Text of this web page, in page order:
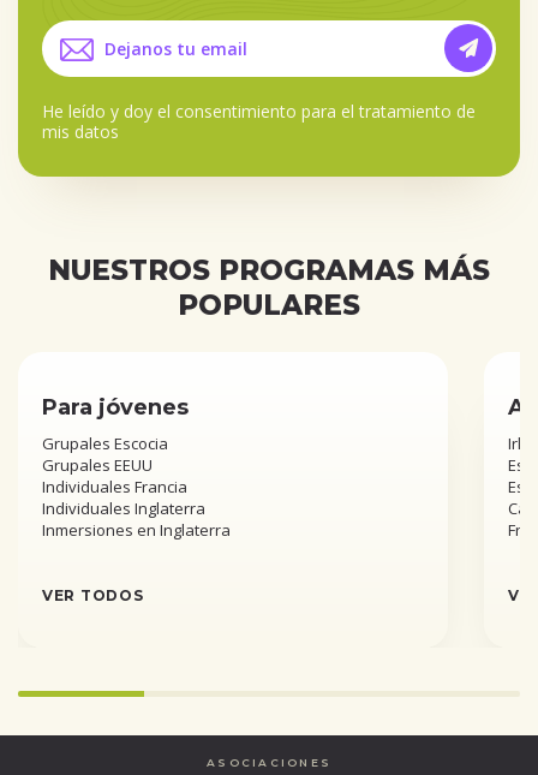
He leído y doy el consentimiento para el tratamiento de
mis datos
NUESTROS PROGRAMAS MÁS
POPULARES
Para jóvenes
Grupales Escocia
Grupales EEUU
Individuales Francia
Individuales Inglaterra
Inmersiones en Inglaterra
VER TODOS
Infinity%
completed
ASOCIACIONES